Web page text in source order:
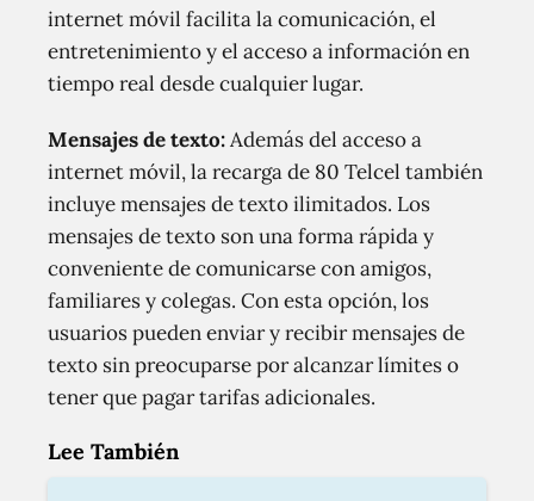
internet móvil facilita la comunicación, el
entretenimiento y el acceso a información en
tiempo real desde cualquier lugar.
Mensajes de texto:Además del acceso a
internet móvil, la recarga de 80 Telcel también
incluye mensajes de texto ilimitados. Los
mensajes de texto son una forma rápida y
conveniente de comunicarse con amigos,
familiares y colegas. Con esta opción, los
usuarios pueden enviar y recibir mensajes de
texto sin preocuparse por alcanzar límites o
tener que pagar tarifas adicionales.
Lee También